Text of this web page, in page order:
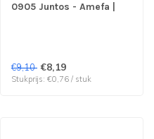
0905 Juntos - Amefa |
€9,10 €8,19
Stukprijs: €0,76 / stuk